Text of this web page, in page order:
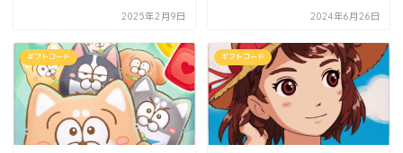
2025年2月9日 2024年6月26日
ギフトコード ギフトコード